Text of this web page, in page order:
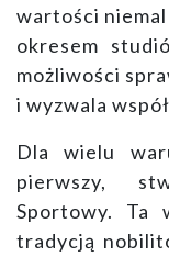
wartości
okresem
możliwości
i wyzwala
Dla wielu
pierwszy,
Sportowy. Ta
tradycją